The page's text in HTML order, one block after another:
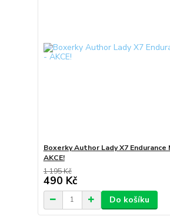
Boxerky Author Lady X7 Endurance
AKCE!
1 195 Kč
490 Kč
Do košíku